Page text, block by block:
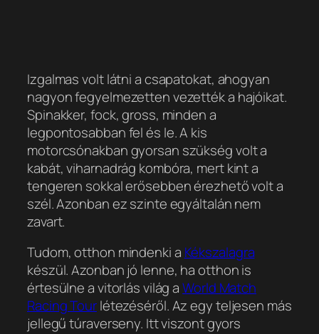
Izgalmas volt látni a csapatokat, ahogyan
nagyon fegyelmezetten vezették a hajóikat.
Spinakker, fock, gross, minden a
legpontosabban fel és le. A kis
motorcsónakban gyorsan szükség volt a
kabát, viharnadrág kombóra, mert kint a
tengeren sokkal erősebben érezhető volt a
szél. Azonban ez szinte egyáltalán nem
zavart.
Tudom, otthon mindenki a Kékszalagra
készül. Azonban jó lenne, ha otthon is
értesülne a vitorlás világ aWorld Match
Racing Tourlétezéséről. Az egy teljesen más
jellegű túraverseny. Itt viszont gyors